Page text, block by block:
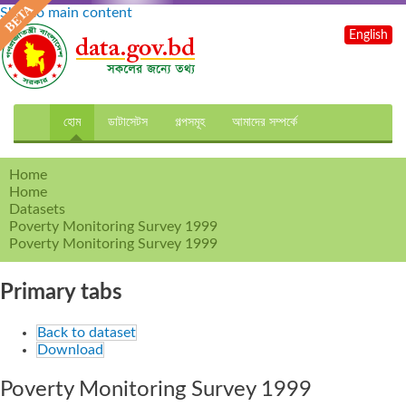
Skip to main content
হোম ডাটাসেটস গল্পসমূহ আমাদের সম্পর্কে
English
Home
Home
Datasets
Poverty Monitoring Survey 1999
Poverty Monitoring Survey 1999
Primary tabs
Back to dataset
Download
Poverty Monitoring Survey 1999